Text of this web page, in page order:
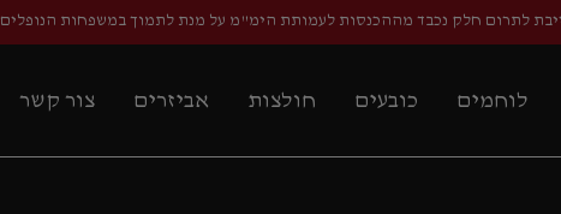
לתרום חלק נכבד מההכנסות לעמותת הימ"מ על מנת לתמוך במשפחות הנופלים
צור קשר אביזרים חולצות כובעים לוחמים